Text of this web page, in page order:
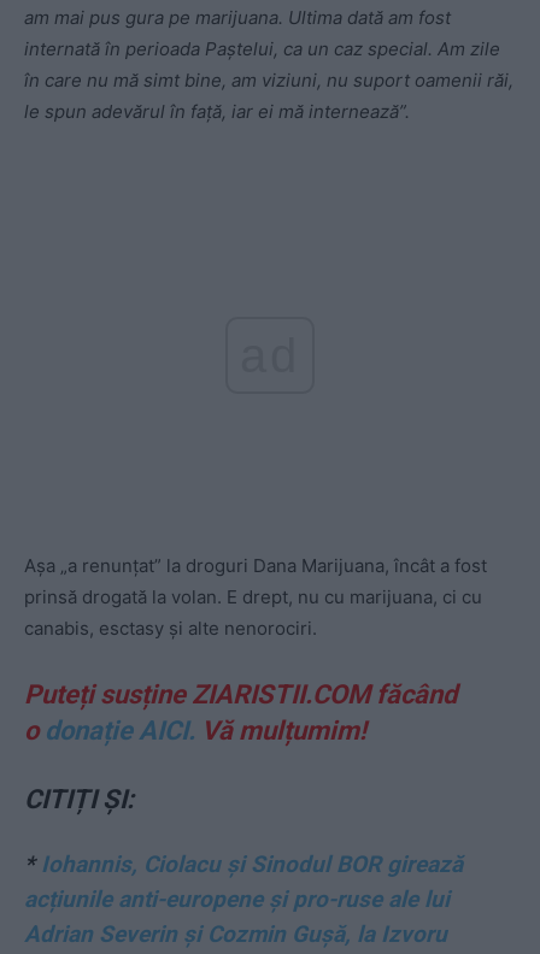
am mai pus gura pe marijuana. Ultima dată am fost
internată în perioada Paștelui, ca un caz special. Am zile
în care nu mă simt bine, am viziuni, nu suport oamenii răi,
le spun adevărul în față, iar ei mă internează”.
Așa „a renunțat” la droguri Dana Marijuana, încât a fost
prinsă drogată la volan. E drept, nu cu marijuana, ci cu
canabis, esctasy și alte nenorociri.
Puteți susține ZIARISTII.COM făcând
o donație AICI. Vă mulțumim!
CITIȚI ȘI:
* Iohannis, Ciolacu și Sinodul BOR girează
acțiunile anti-europene și pro-ruse ale lui
Adrian Severin și Cozmin Gușă, la Izvoru